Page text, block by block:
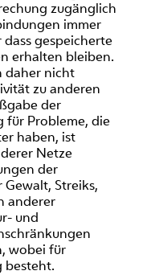
zugänglich
immer
gespeicherte
erhalten bleiben.
daher nicht
zu anderen
der
für Probleme, die
haben, ist
Netze
der
Streiks,
anderer
und
wobei für
besteht.